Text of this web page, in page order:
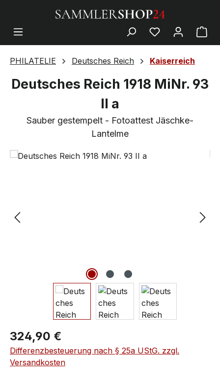
PHILATELIE Deutsches Reich Kaiserreich
Deutsches Reich 1918 MiNr. 93
II a
Sauber gestempelt - Fotoattest Jäschke-
Lantelme
324,90 €
Differenzbesteuerung nach § 25a UStG. zzgl.
Versandkosten